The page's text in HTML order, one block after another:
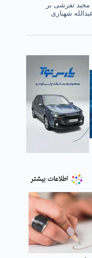
تفرشی بر
شهبازی